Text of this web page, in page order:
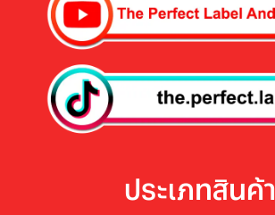
ประเภทสินค้า